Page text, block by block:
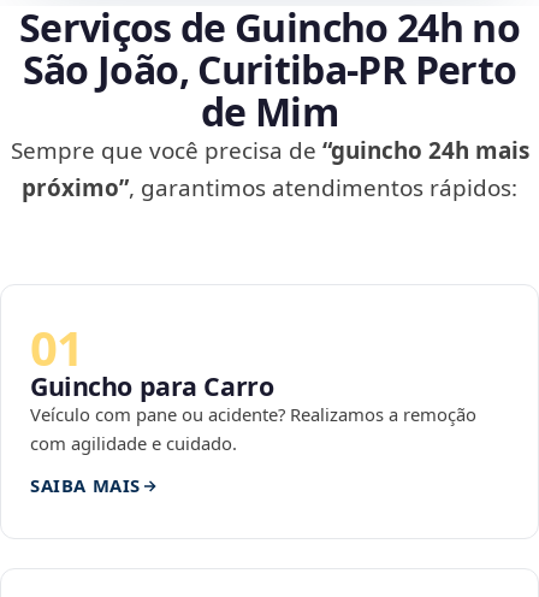
Serviços de Guincho 24h no
São João, Curitiba‑PR Perto
de Mim
Sempre que você precisa de “guincho 24h mais
próximo”, garantimos atendimentos rápidos:
01
Guincho para Carro
Veículo com pane ou acidente? Realizamos a remoção
com agilidade e cuidado.
SAIBA MAIS